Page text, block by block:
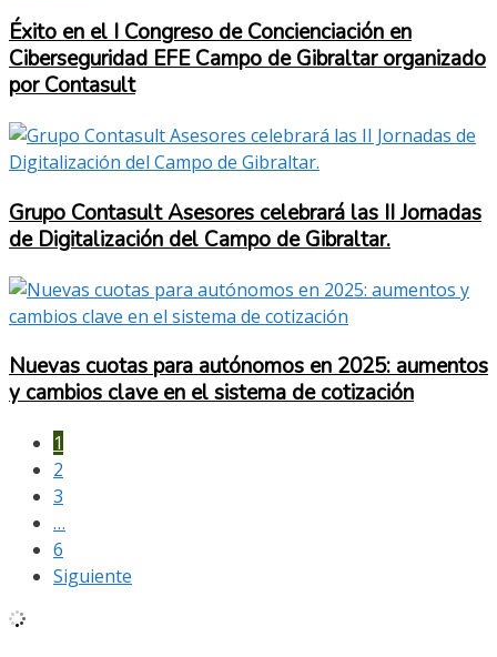
Éxito en el I Congreso de Concienciación en
Ciberseguridad EFE Campo de Gibraltar organizado
por Contasult
Grupo Contasult Asesores celebrará las II Jornadas
de Digitalización del Campo de Gibraltar.
Nuevas cuotas para autónomos en 2025: aumentos
y cambios clave en el sistema de cotización
1
2
3
…
6
Siguiente